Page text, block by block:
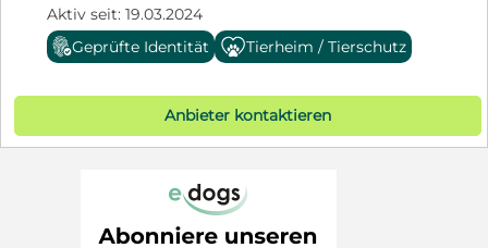
Aktiv seit: 19.03.2024
Geprüfte Identität
Tierheim / Tierschutz
Anbieter kontaktieren